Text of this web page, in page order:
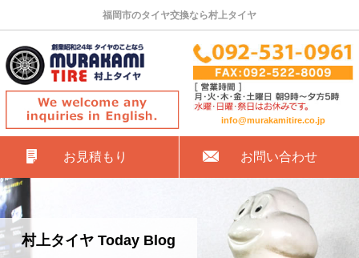
福岡市のタイヤ交換なら村上タイヤ
info@murakamitire.co.jp
お見積もり お問い合わせ
村上タイヤ Today Blog